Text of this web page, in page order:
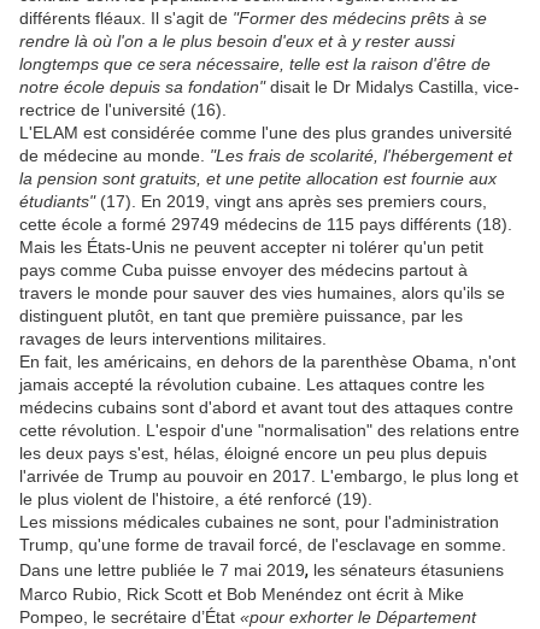
différents fléaux. Il s'agit de "Former des médecins prêts à se
rendre là où l'on a le plus besoin d'eux et à y rester aussi
longtemps que ce sera nécessaire, telle est la raison d'être de
notre école depuis sa fondation"disait le Dr Midalys Castilla, vice-
rectrice de l'université (16).
L'ELAM est considérée comme l'une des plus grandes université
de médecine au monde. "Les frais de scolarité, l'hébergement et
la pension sont gratuits, et une petite allocation est fournie aux
étudiants" (17). En 2019, vingt ans après ses premiers cours,
cette école a formé 29749 médecins de 115 pays différents (18).
Mais les États-Unis ne peuvent accepter ni tolérer qu'un petit
pays comme Cuba puisse envoyer des médecins partout à
travers le monde pour sauver des vies humaines, alors qu'ils se
distinguent plutôt, en tant que première puissance, par les
ravages de leurs interventions militaires.
En fait, les américains, en dehors de la parenthèse Obama, n'ont
jamais accepté la révolution cubaine. Les attaques contre les
médecins cubains sont d'abord et avant tout des attaques contre
cette révolution. L'espoir d'une "normalisation" des relations entre
les deux pays s'est, hélas, éloigné encore un peu plus depuis
l'arrivée de Trump au pouvoir en 2017. L'embargo, le plus long et
le plus violent de l'histoire, a été renforcé (19).
Les missions médicales cubaines ne sont, pour l'administration
Trump, qu'une forme de travail forcé, de l'esclavage en somme.
Dans une lettre publiée le 7 mai 2019, les sénateurs étasuniens
Marco Rubio, Rick Scott et Bob Menéndez ont écrit à Mike
Pompeo, le secrétaire d’État «pour exhorter le Département